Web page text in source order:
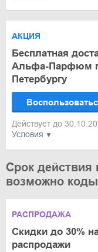
Условия
АКЦИЯ
Бесплатная
Альфа-Парфюм
Петербургу
Действует до
Срок действия
возможно
РАСПРОДАЖА
Скидки до 30%
распродажи